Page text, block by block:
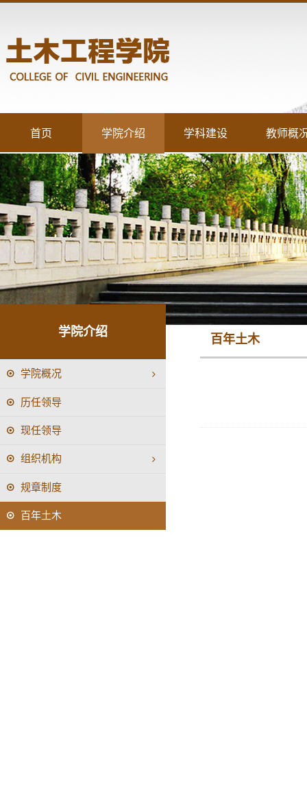
首页 学院介绍 学科建设 教师概
学院介绍
学院概况
历任领导
现任领导
组织机构
规章制度
百年土木
百年土木